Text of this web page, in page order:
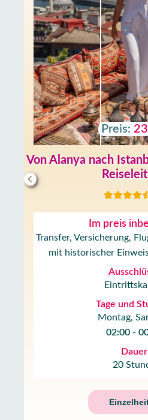
Preis:
Von Alanya nach
Im preis
Transfer, Versicherung,
mit historischer
Tage und
Montag,
02:00 -
Dauer
20